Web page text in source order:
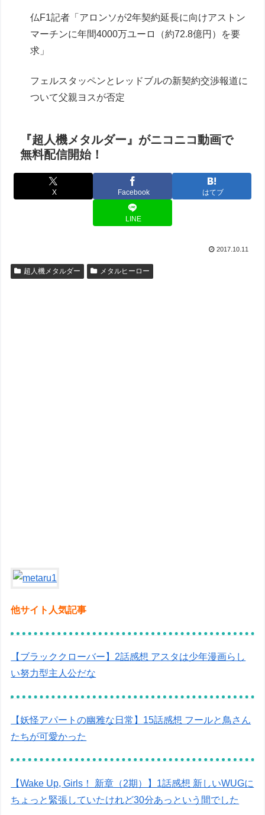
仏F1記者「アロンソが2年契約延長に向けアストン
マーチンに年間4000万ユーロ（約72.8億円）を要
求」
フェルスタッペンとレッドブルの新契約交渉報道に
ついて父親ヨスが否定
『超人機メタルダー』がニコニコ動画で
無料配信開始！
X Facebook はてブ
LINE
2017.10.11
超人機メタルダー メタルヒーロー
他サイト人気記事
【ブラッククローバー】2話感想 アスタは少年漫画らし
い努力型主人公だな
【妖怪アパートの幽雅な日常】15話感想 フールと鳥さん
たちが可愛かった
【Wake Up, Girls！ 新章（2期）】1話感想 新しいWUGに
ちょっと緊張していたけれど30分あっという間でした